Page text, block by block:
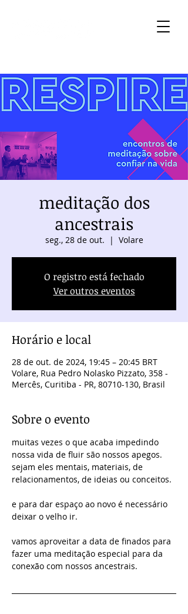
meditação dos
ancestrais
seg., 28 de out.
  |
Volare
O registro está fechado
Ver outros eventos
Horário e local
28 de out. de 2024, 19:45 – 20:45 BRT
Volare, Rua Pedro Nolasko Pizzato, 358 -
Mercês, Curitiba - PR, 80710-130, Brasil
Sobre o evento
muitas vezes o que acaba impedindo
nossa vida de fluir são nossos apegos.
sejam eles mentais, materiais, de
relacionamentos, de ideias ou conceitos.
e para dar espaço ao novo é necessário
deixar o velho ir.
vamos aproveitar a data de finados para
fazer uma meditação especial para da
conexão com nossos ancestrais.